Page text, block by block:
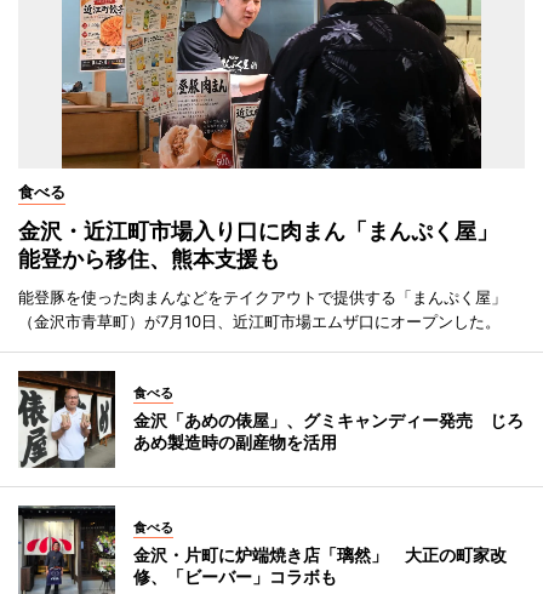
食べる
金沢・近江町市場入り口に肉まん「まんぷく屋」
能登から移住、熊本支援も
能登豚を使った肉まんなどをテイクアウトで提供する「まんぷく屋」
（金沢市青草町）が7月10日、近江町市場エムザ口にオープンした。
食べる
金沢「あめの俵屋」、グミキャンディー発売 じろ
あめ製造時の副産物を活用
食べる
金沢・片町に炉端焼き店「璃然」 大正の町家改
修、「ビーバー」コラボも